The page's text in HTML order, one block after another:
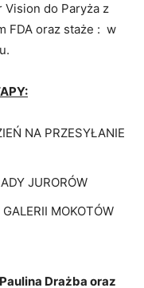
Vision do Paryża z
FDA oraz staże : w
NA PRZESYŁANIE
JURORÓW
MOKOTÓW
Drażba oraz